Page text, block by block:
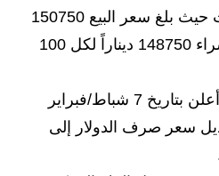
نتائج الامتحانات
المرحلة المتوسطة
المحلية في بغداد استقرت حيث بلغ سعر البيع 150750
ديناراً عراقياً، بينما بلغ الشراء 148750 ديناراً لكل 100
وكان مجلس الوزراء، قد أعلن بتاريخ 7 شباط/فبراير
سعر صرف الدولار إلى